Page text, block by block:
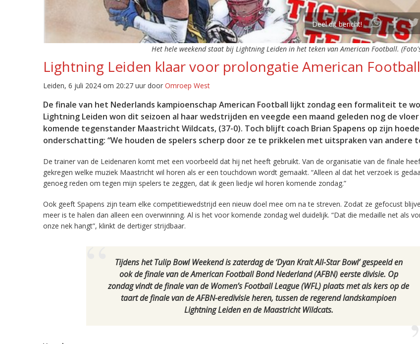
Deel dit bericht!
Het hele weekend staat bij Lightning Leiden in het teken van American Football.
Lightning Leiden klaar voor prolongatie American
Leiden, 6 juli 2024 om 20:27 uur door Omroep West
De finale van het Nederlands kampioenschap American Football lijkt zondag een formaliteit te
Lightning Leiden won dit seizoen al haar wedstrijden en veegde een maand geleden nog de
komende tegenstander Maastricht Wildcats, (37-0). Toch blijft coach Brian Spapens op zijn
onderschatting: “We houden de spelers scherp door ze te prikkelen met uitspraken van andere
De trainer van de Leidenaren komt met een voorbeeld dat hij net heeft gebruikt. Van de organisatie van de finale
gekregen welke muziek Maastricht wil horen als er een touchdown wordt gemaakt. “Alleen al dat het verzoek is
genoeg reden om tegen mijn spelers te zeggen, dat ik geen liedje wil horen komende zondag.”
Ook geeft Spapens zijn team elke competitiewedstrijd een nieuw doel mee om na te streven. Zodat ze gefocust
meer is te halen dan alleen een overwinning. Al is het voor komende zondag wel duidelijk. “Dat die medaille net als
onze nek hangt”, klinkt de dertiger strijdbaar.
Tijdens het Tulip Bowl Weekend is zaterdag de ‘Dyan Kralt All-Star Bowl’ gespeeld en
ook de finale van de American Football Bond Nederland (AFBN) eerste divisie. Op
zondag vindt de finale van de Women’s Football League (WFL) plaats met als kers op de
taart de finale van de AFBN-eredivisie heren, tussen de regerend landskampioen
Lightning Leiden en de Maastricht Wildcats.